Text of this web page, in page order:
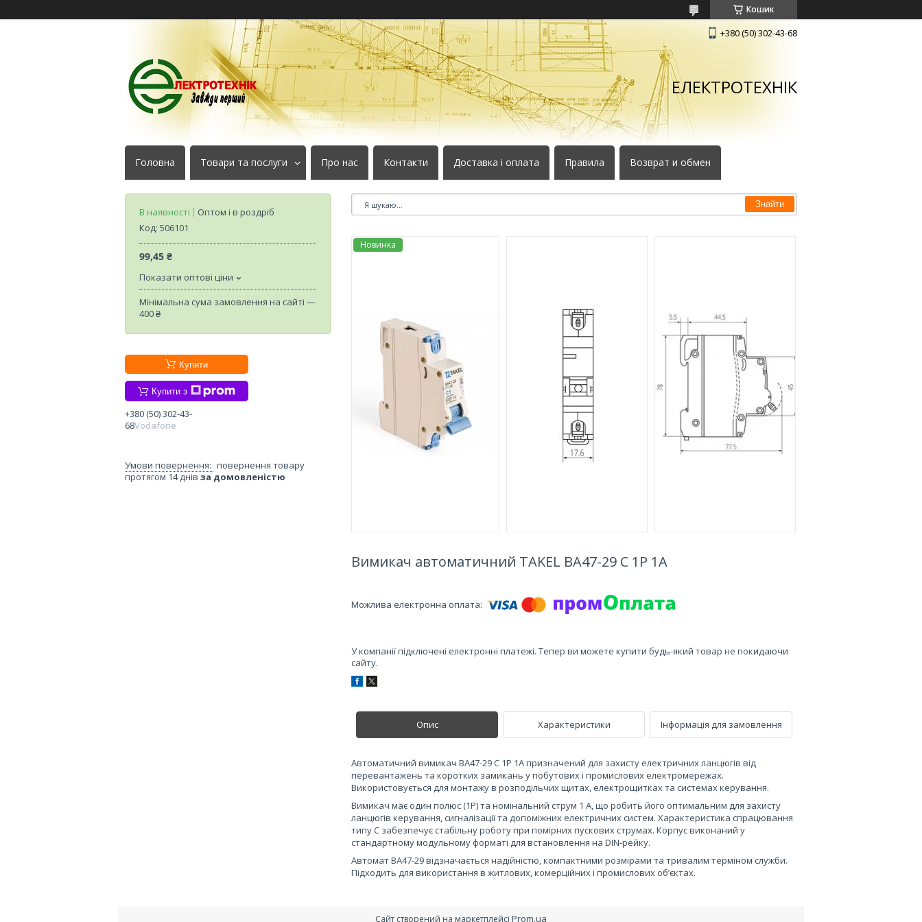
Кошик
+380 (50) 302-43-68
ЕЛЕКТРОТЕХНІК
Головна Товари та послуги Про нас Контакти Доставка і оплата Правила Возврат и обмен
Знайти
Новинка
Вимикач автоматичний TAKEL ВА47-29 C 1P 1А
У компанії підключені електронні платежі. Тепер ви можете купити будь-який товар не покидаючи
сайту.
Опис Характеристики Інформація для замовлення
Автоматичний вимикач ВА47-29 C 1P 1А призначений для захисту електричних ланцюгів від
перевантажень та коротких замикань у побутових і промислових електромережах.
Використовується для монтажу в розподільчих щитах, електрощитках та системах керування.
Вимикач має один полюс (1P) та номінальний струм 1 А, що робить його оптимальним для захисту
ланцюгів керування, сигналізації та допоміжних електричних систем. Характеристика спрацювання
типу C забезпечує стабільну роботу при помірних пускових струмах. Корпус виконаний у
стандартному модульному форматі для встановлення на DIN-рейку.
Автомат ВА47-29 відзначається надійністю, компактними розмірами та тривалим терміном служби.
Підходить для використання в житлових, комерційних і промислових обʼєктах.
В наявності
Оптом і в роздріб
Код: 506101
99,45 ₴
Показати оптові ціни
Мінімальна сума замовлення на сайті —
400 ₴
Купити
Купити з
+380 (50) 302-43-
68Vodafone
повернення товару
протягом 14 днів за домовленістю
Сайт створений на маркетплейсі Prom.ua